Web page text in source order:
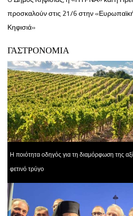
προσκαλούν στις 21/6 στην
Κηφισιά»
ΓΑΣΤΡΟΝΟΜΙΑ
Η ποιότητα οδηγός για τη διαμόρφωση της
φετινό τρύγο